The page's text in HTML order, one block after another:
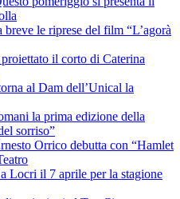
le riprese del film “L’agorà
il corto di Caterina
al Dam dell’Unical la
la prima edizione della
sorriso”
Orrico debutta con “Hamlet
Locri il 7 aprile per la stagione